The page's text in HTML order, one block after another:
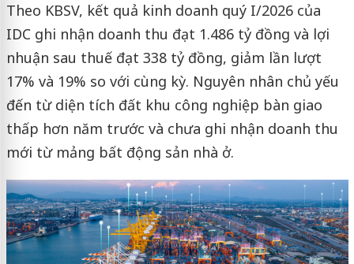
Theo KBSV, kết quả kinh doanh quý I/2026 của
IDC ghi nhận doanh thu đạt 1.486 tỷ đồng và lợi
nhuận sau thuế đạt 338 tỷ đồng, giảm lần lượt
17% và 19% so với cùng kỳ. Nguyên nhân chủ yếu
đến từ diện tích đất khu công nghiệp bàn giao
thấp hơn năm trước và chưa ghi nhận doanh thu
mới từ mảng bất động sản nhà ở.